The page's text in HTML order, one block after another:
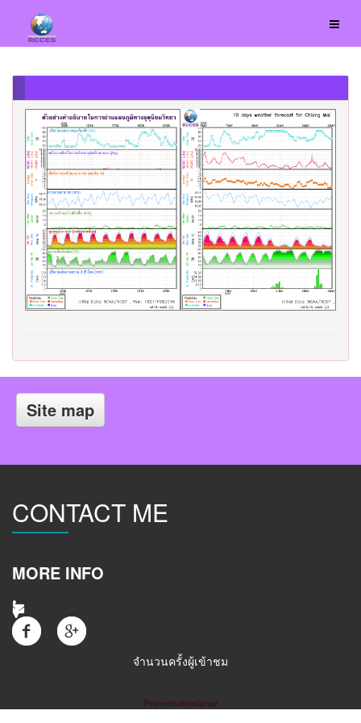
Site map
CONTACT ME
MORE INFO
จำนวนครั้งผู้เข้าชม
Polymerisationslampe